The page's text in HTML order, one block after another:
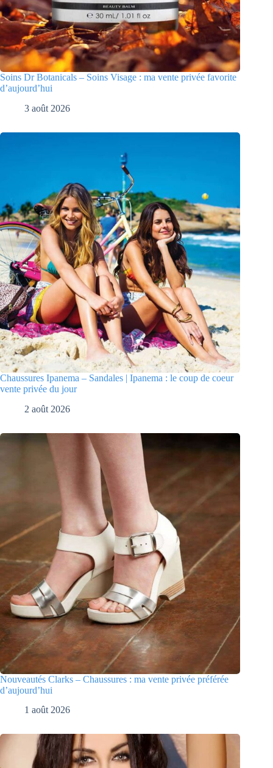
Soins Dr Botanicals – Soins Visage : ma vente privée favorite
d’aujourd’hui
3 août 2026
Chaussures Ipanema – Sandales | Ipanema : le coup de coeur
vente privée du jour
2 août 2026
Nouveautés Clarks – Chaussures : ma vente privée préférée
d’aujourd’hui
1 août 2026